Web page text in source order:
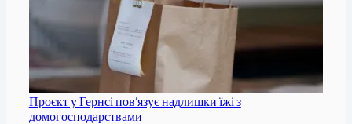
Проєкт у Гернсі пов’язує надлишки їжі з
домогосподарствами